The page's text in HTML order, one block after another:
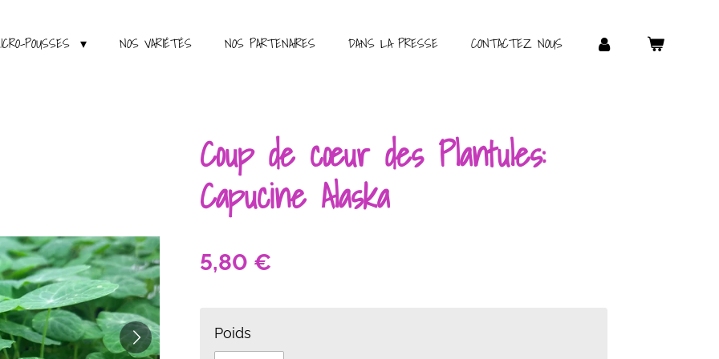
POUSSES NOS VARIÉTÉS NOS PARTENAIRES DANS LA PRESSE CONTACTEZ NOUS
Coup de cœur des Plantules:
Capucine Alaska
5,80 €
Poids